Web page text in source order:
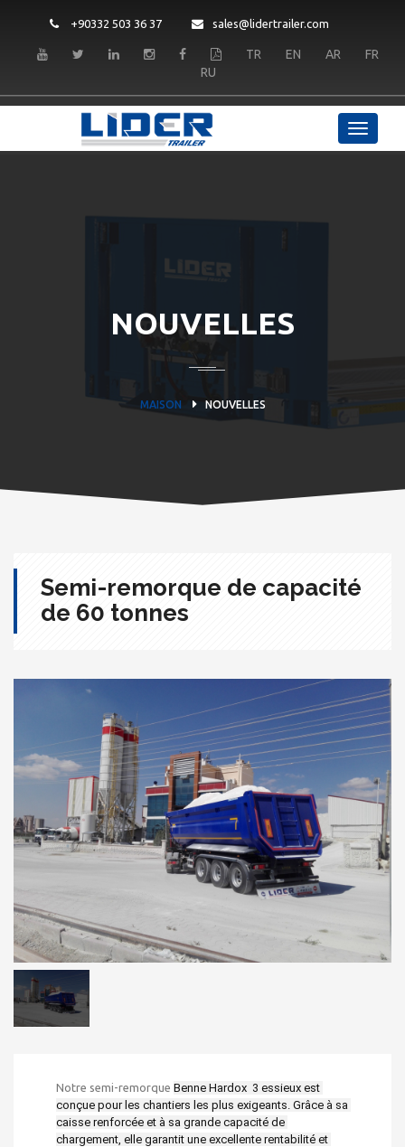
+90332 503 36 37 sales@lidertrailer.com
TR EN AR
FR
RU
NOUVELLES
MAISON NOUVELLES
Semi-remorque de capacité
de 60 tonnes
Notre semi-remorque Benne Hardox  3 essieux est
conçue pour les chantiers les plus exigeants. Grâce à sa
caisse renforcée et à sa grande capacité de
chargement, elle garantit une excellente rentabilité et